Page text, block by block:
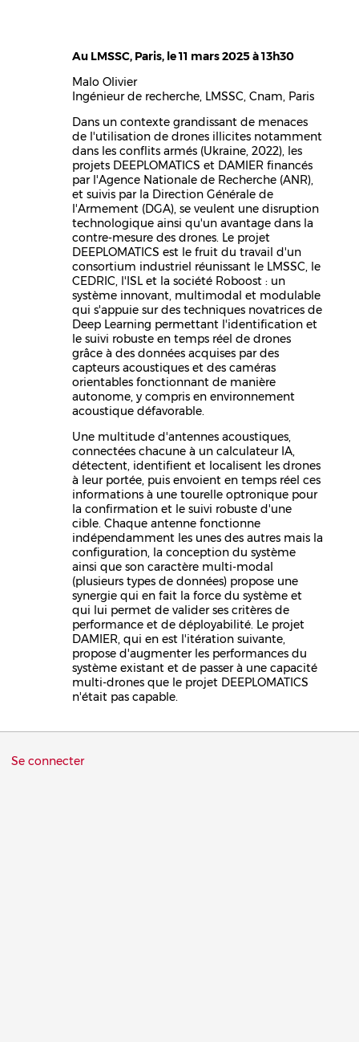
Au LMSSC, Paris, le 11 mars 2025 à 13h30
Malo Olivier
Ingénieur de recherche, LMSSC, Cnam, Paris
Dans un contexte grandissant de menaces
de l'utilisation de drones illicites notamment
dans les conflits armés (Ukraine, 2022), les
projets DEEPLOMATICS et DAMIER financés
par l'Agence Nationale de Recherche (ANR),
et suivis par la Direction Générale de
l'Armement (DGA), se veulent une disruption
technologique ainsi qu'un avantage dans la
contre-mesure des drones. Le projet
DEEPLOMATICS est le fruit du travail d'un
consortium industriel réunissant le LMSSC, le
CEDRIC, l'ISL et la société Roboost : un
système innovant, multimodal et modulable
qui s'appuie sur des techniques novatrices de
Deep Learning permettant l'identification et
le suivi robuste en temps réel de drones
grâce à des données acquises par des
capteurs acoustiques et des caméras
orientables fonctionnant de manière
autonome, y compris en environnement
acoustique défavorable.
Une multitude d'antennes acoustiques,
connectées chacune à un calculateur IA,
détectent, identifient et localisent les drones
à leur portée, puis envoient en temps réel ces
informations à une tourelle optronique pour
la confirmation et le suivi robuste d'une
cible. Chaque antenne fonctionne
indépendamment les unes des autres mais la
configuration, la conception du système
ainsi que son caractère multi-modal
(plusieurs types de données) propose une
synergie qui en fait la force du système et
qui lui permet de valider ses critères de
performance et de déployabilité. Le projet
DAMIER, qui en est l'itération suivante,
propose d'augmenter les performances du
système existant et de passer à une capacité
multi-drones que le projet DEEPLOMATICS
n'était pas capable.
Menu
Se connecter